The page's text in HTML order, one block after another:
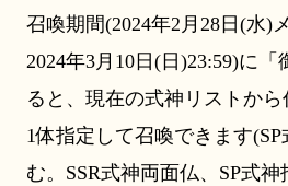
召喚期間(2024年2月28日(水)
2024年3月10日(日)23:59)に
ると、現在の式神リストから
1体指定して召喚できます
む。SSR式神両面仏、SP式